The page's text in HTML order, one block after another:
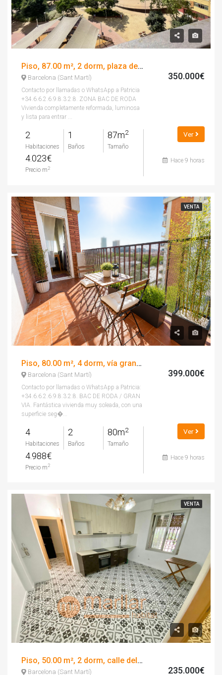
Piso, 87.00 m², 2 dorm, plaza de la infància
Barcelona (Sant Martí)
Contacto por llamadas o WhatsApp a Patricia
+34.6.6.2.6.9.8.3.2.8. ZONA BAC DE RODA
Vivienda completamente reformada, luminosa
y lista para entrar ...
2
Habitaciones
1
Baños
87m2
Tamaño
4.023€
Precio m 2
350.000€
Ver
Hace 9 horas
VENTA
Piso, 80.00 m², 4 dorm, vía gran via de les corts catalanes
Barcelona (Sant Martí)
Contacto por llamadas o WhatsApp a Patricia:
+34.6.6.2.6.9.8.3.2.8. BAC DE RODA / GRAN
VIA. Fantástica vivienda muy soleada, con una
superficie seg�...
4
Habitaciones
2
Baños
80m2
Tamaño
4.988€
Precio m 2
399.000€
Ver
Hace 9 horas
VENTA
Piso, 50.00 m², 2 dorm, calle del maresme
Barcelona (Sant Martí) 235.000€